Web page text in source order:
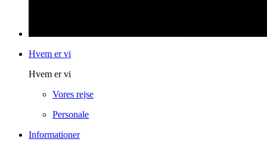
Hvem er vi
Hvem er vi
Vores rejse
Personale
Informationer